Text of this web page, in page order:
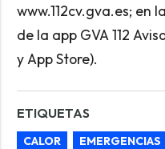
www.112cv.gva.es; en
de la app GVA 112
y App Store).
ETIQUETAS
CALOR EMERGENCIAS